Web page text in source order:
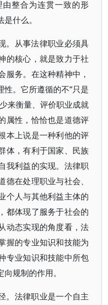
整合为连贯一致的形
什么。
。从事法律职业必须具
的核心，就是致力于社
服务。在这种精神中，
。它所遵循的不“只是
来衡量、评价职业成就
属性，恰恰也是道德评
本上说是一种利他的评
体，有利于国家、民族
我利益的实现。法律职
在处理职业与社会、
个人与其他利益主体的
都体现了服务于社会的
动态实现的角度看，法
握的专业知识和技能为
专业知识和技能中所包
规制的作用。
。法律职业是一个自主